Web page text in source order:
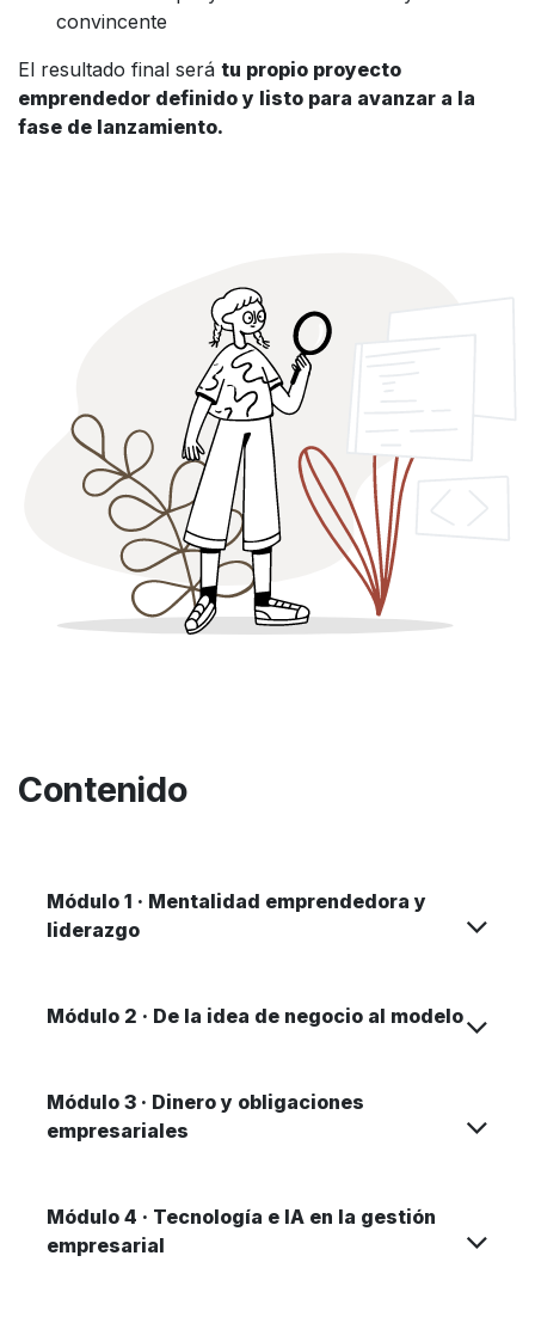
convincente
El resultado final será tu propio proyecto
emprendedor definido y listo para avanzar a la
fase de lanzamiento.
Contenido
Módulo 1 · Mentalidad emprendedora y
liderazgo
Módulo 2 · De la idea de negocio al modelo
Módulo 3 · Dinero y obligaciones
empresariales
Módulo 4 · Tecnología e IA en la gestión
empresarial